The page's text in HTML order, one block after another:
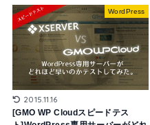
WordPress
2015.11.16
[GMO WP Cloudスピードテス